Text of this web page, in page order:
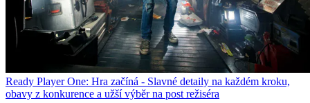
Ready Player One: Hra začíná - Slavné detaily na každém kroku,
obavy z konkurence a užší výběr na post režiséra